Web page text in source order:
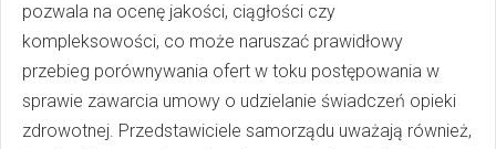
pozwala na ocenę jakości, ciągłości czy
kompleksowości, co może naruszać prawidłowy
przebieg porównywania ofert w toku postępowania w
sprawie zawarcia umowy o udzielanie świadczeń opieki
zdrowotnej. Przedstawiciele samorządu uważają również,